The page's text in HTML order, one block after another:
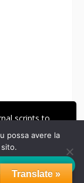
scripts to
Translate »
possa avere la